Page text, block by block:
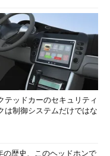
テッドカーのセキュリティ
は制御システムだけではな
の歴史、このヘッドホンで